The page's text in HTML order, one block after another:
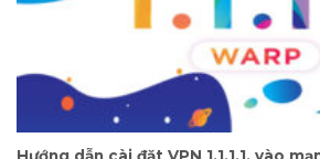
Hướng dẫn cài đặt VPN 1.1.1.1, vào